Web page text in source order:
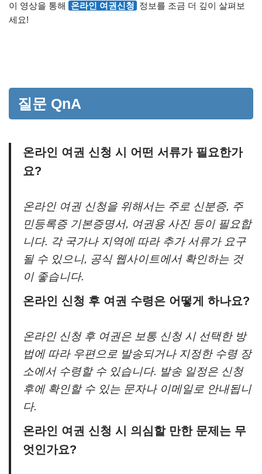
이 영상을 통해 온라인 여권신청 정보를 조금 더 깊이 살펴보
세요!
질문 QnA
온라인 여권 신청 시 어떤 서류가 필요한가
요?
온라인 여권 신청을 위해서는 주로 신분증, 주
민등록증 기본증명서, 여권용 사진 등이 필요합
니다. 각 국가나 지역에 따라 추가 서류가 요구
될 수 있으니, 공식 웹사이트에서 확인하는 것
이 좋습니다.
온라인 신청 후 여권 수령은 어떻게 하나요?
온라인 신청 후 여권은 보통 신청 시 선택한 방
법에 따라 우편으로 발송되거나 지정한 수령 장
소에서 수령할 수 있습니다. 발송 일정은 신청
후에 확인할 수 있는 문자나 이메일로 안내됩니
다.
온라인 여권 신청 시 의심할 만한 문제는 무
엇인가요?